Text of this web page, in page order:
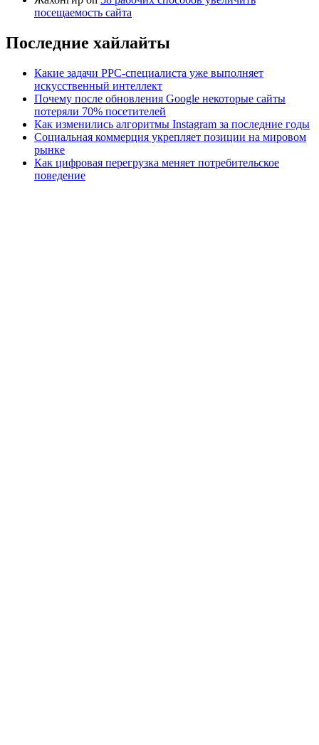
посещаемость сайта
Последние хайлайты
Какие задачи PPC-специалиста уже выполняет
искусственный интеллект
Почему после обновления Google некоторые сайты
потеряли 70% посетителей
Как изменились алгоритмы Instagram за последние годы
Социальная коммерция укрепляет позиции на мировом
рынке
Как цифровая перегрузка меняет потребительское
поведение